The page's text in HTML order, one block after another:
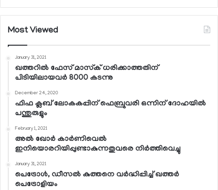
Most Viewed
January 31, 2021
ഖത്തറില്‍ ഫേസ് മാസ്‌ക് ധരിക്കാത്തതിന്
പിടിയിലായവര്‍ 8000 കടന്നു
December 24, 2020
ഫിഫ ക്ലബ് ലോകകപ്പിന് ഫെബ്രുവരി ഒന്നിന് ദോഹയില്‍
പന്തുരുളും
February 1, 2021
അല്‍ ഖോര്‍ കാര്‍ണിവെല്‍
ഇനിയൊരറിയിപ്പുണ്ടാകുന്നതുവരെ നിര്‍ത്തിവെച്ചു
January 31, 2021
പെട്രോള്‍, ഡീസല്‍ കുത്തനെ വര്‍ദ്ധിപ്പിച്ച് ഖത്തര്‍
പെട്രോളിയം